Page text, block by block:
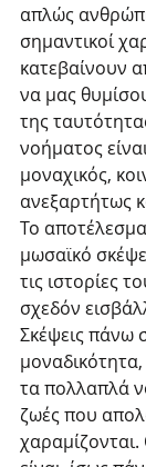
απλώς
σημαντικοί
κατεβαίνουν
να μας
της
νοήματος
μοναχικός,
ανεξαρτήτως
Το
μωσαϊκό
τις ιστορίες
σχεδόν
Σκέψεις πάνω
τα πολλαπλά
ζωές που